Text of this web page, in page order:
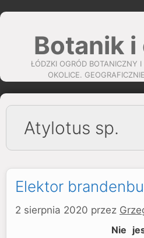
Przejdź
Botanik
ŁÓDZKI OGRÓD BOTANICZNY
OKOLICE.
Atylotus sp.
Elektor
2 sierpnia 2020 przez
Nie